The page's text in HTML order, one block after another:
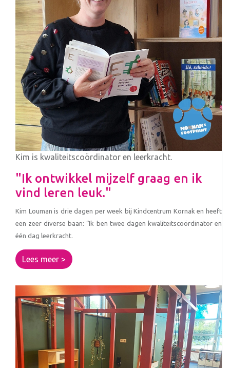
Kim is kwaliteitscoördinator en leerkracht.
"Ik ontwikkel mijzelf graag en ik
vind leren leuk."
Kim Louman is drie dagen per week bij Kindcentrum Kornak en heeft
een zeer diverse baan: “Ik ben twee dagen kwaliteitscoördinator en
één dag leerkracht.
Lees meer >